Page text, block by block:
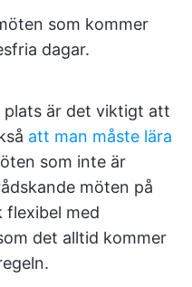
som kommer
dagar.
plats är det viktigt att
att man måste lära
som inte är
möten på
flexibel med
det alltid kommer